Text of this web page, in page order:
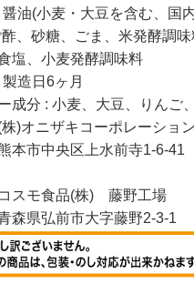
油(小麦・大豆を含む、国
、砂糖、ごま、米発酵調味
塩、小麦発酵調味料
造日6ヶ月
成分 : 小麦、大豆、りんご
株)オニザキコーポレーション
央区上水前寺1-6-41
コスモ食品(株) 藤野工場
前市大字藤野2-3-1